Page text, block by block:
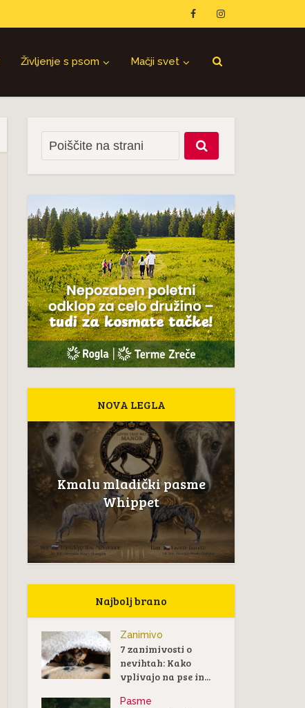
Življenje s psom Mačji svet
NOVA LEGLA
Kmalu mladički pasme
Whippet
Najbolj brano
Zanimivo
7 zanimivosti o
nevihtah: Kako
vplivajo na pse in...
Pasme